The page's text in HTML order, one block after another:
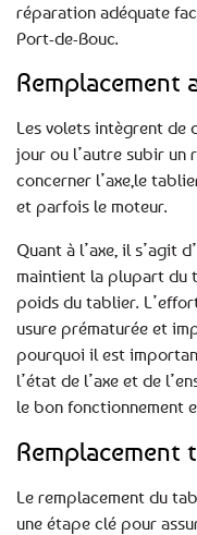
réparation adéquate
Port-de-Bouc.
Remplacement
Les volets intègrent de
jour ou l’autre subir un
concerner l’axe,le
et parfois le moteur.
Quant à l’axe, il s’agit
maintient la plupart du
poids du tablier.
usure prématurée et
pourquoi il est
l’état de l’axe et de
le bon fonctionnement
Remplacement
Le remplacement du
une étape clé pour